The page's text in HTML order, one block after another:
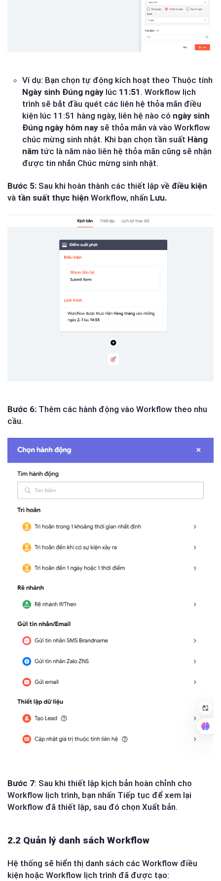
Ví dụ: Bạn chọn tự động kích hoạt theo Thuộc tính
Ngày sinh Đúng ngày lúc 11:51 . Workflow lịch
trình sẽ bắt đầu quét các liên hệ thỏa mãn điều
kiện lúc 11:51 hàng ngày, liên hệ nào có ngày sinh
Đúng ngày hôm nay sẽ thỏa mãn và vào Workflow
chúc mừng sinh nhật. Khi bạn chọn tần suất Hàng
năm tức là năm nào liên hệ thỏa mãn cũng sẽ nhận
được tin nhắn Chúc mừng sinh nhật.
Bước 5: Sau khi hoàn thành các thiết lập về điều kiện
và tần suất thực hiện Workflow, nhấn Lưu.
Bước 6: Thêm các hành động vào Workflow theo nhu
cầu.
Bước 7: Sau khi thiết lập kịch bản hoàn chỉnh cho
Workflow lịch trình, bạn nhấn Tiếp tục để xem lại
Workflow đã thiết lập, sau đó chọn Xuất bản.
2.2 Quản lý danh sách Workflow
Hệ thống sẽ hiển thị danh sách các Workflow điều
kiện hoặc Workflow lịch trình đã được tạo: